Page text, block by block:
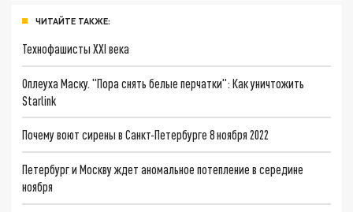
ЧИТАЙТЕ ТАКЖЕ:
Технофашисты XXI века
Оплеуха Маску. "Пора снять белые перчатки": Как уничтожить
Starlink
Почему воют сирены в Санкт-Петербурге 8 ноября 2022
Петербург и Москву ждет аномальное потепление в середине
ноября